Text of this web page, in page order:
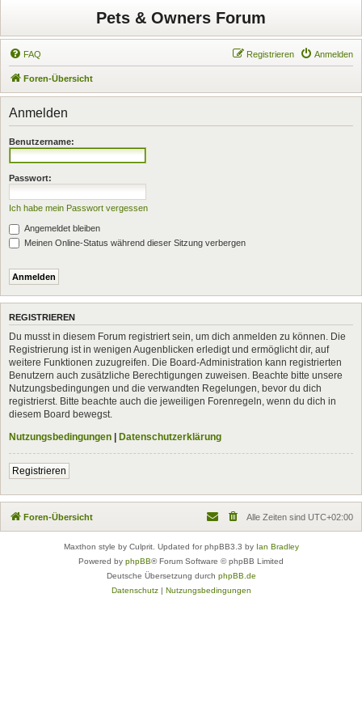
Pets & Owners Forum
FAQ Anmelden
Registrieren
Foren-Übersicht
Anmelden
Benutzername:
Passwort:
Ich habe mein Passwort vergessen
Angemeldet bleiben
Meinen Online-Status während dieser Sitzung verbergen
REGISTRIEREN
Du musst in diesem Forum registriert sein, um dich anmelden zu können. Die
Registrierung ist in wenigen Augenblicken erledigt und ermöglicht dir, auf
weitere Funktionen zuzugreifen. Die Board-Administration kann registrierten
Benutzern auch zusätzliche Berechtigungen zuweisen. Beachte bitte unsere
Nutzungsbedingungen und die verwandten Regelungen, bevor du dich
registrierst. Bitte beachte auch die jeweiligen Forenregeln, wenn du dich in
diesem Board bewegst.
Nutzungsbedingungen | Datenschutzerklärung
Registrieren
Foren-Übersicht Alle Zeiten sind UTC+02:00
Maxthon style by Culprit. Updated for phpBB3.3 by Ian Bradley
Powered by phpBB® Forum Software © phpBB Limited
Deutsche Übersetzung durch phpBB.de
Datenschutz| Nutzungsbedingungen